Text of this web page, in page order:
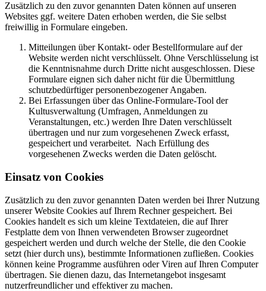
Zusätzlich zu den zuvor genannten Daten können auf unseren
Websites ggf. weitere Daten erhoben werden, die Sie selbst
freiwillig in Formulare eingeben.
Mitteilungen über Kontakt- oder Bestellformulare auf der
Website werden nicht verschlüsselt. Ohne Verschlüsselung ist
die Kenntnisnahme durch Dritte nicht ausgeschlossen. Diese
Formulare eignen sich daher nicht für die Übermittlung
schutzbedürftiger personenbezogener Angaben.
Bei Erfassungen über das Online-Formulare-Tool der
Kultusverwaltung (Umfragen, Anmeldungen zu
Veranstaltungen, etc.) werden Ihre Daten verschlüsselt
übertragen und nur zum vorgesehenen Zweck erfasst,
gespeichert und verarbeitet. Nach Erfüllung des
vorgesehenen Zwecks werden die Daten gelöscht.
Einsatz von Cookies
Zusätzlich zu den zuvor genannten Daten werden bei Ihrer Nutzung
unserer Website Cookies auf Ihrem Rechner gespeichert. Bei
Cookies handelt es sich um kleine Textdateien, die auf Ihrer
Festplatte dem von Ihnen verwendeten Browser zugeordnet
gespeichert werden und durch welche der Stelle, die den Cookie
setzt (hier durch uns), bestimmte Informationen zufließen. Cookies
können keine Programme ausführen oder Viren auf Ihren Computer
übertragen. Sie dienen dazu, das Internetangebot insgesamt
nutzerfreundlicher und effektiver zu machen.